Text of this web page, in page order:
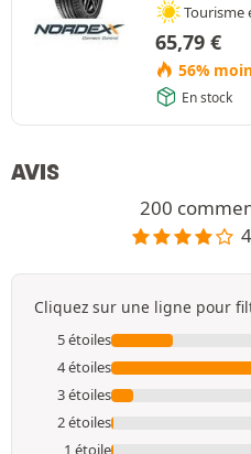
Tourisme
65,79 €
56%
En stock
AVIS
200
Cliquez sur une ligne pour
5 étoiles
4 étoiles
3 étoiles
2 étoiles